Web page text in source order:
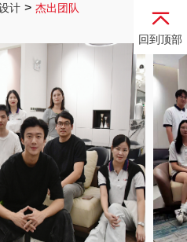
计 > 杰出团队
回到顶部